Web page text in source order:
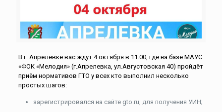
В г. Апрелевке вас ждут 4 октября в 11:00, где на базе МАУС
«ФОК «Мелодия» (г.Апрелевка, ул.Августовская 40) пройдёт
приём нормативов ГТО у всех кто выполнил несколько
простых шагов:
зарегистрировался на сайте gto.ru, для получения УИН;